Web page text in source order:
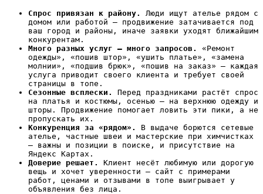
Спрос привязан к району.
Люди ищут ателье рядом с
домом или работой — продвижение затачивается под
ваш город и районы, иначе заявки уходят ближайшим
конкурентам.
Много разных услуг — много запросов.
«Ремонт
одежды», «пошив штор», «ушить платье», «замена
молнии», «подшив брюк», «пошив на заказ» — каждая
услуга приводит своего клиента и требует своей
страницы в топе.
Сезонные всплески.
Перед праздниками растёт спрос
на платья и костюмы, осенью — на верхнюю одежду и
шторы. Продвижение помогает ловить эти пики, а не
пропускать их.
Конкуренция за «рядом».
В выдаче борются сетевые
ателье, частные швеи и мастерские при химчистках
— важны и позиции в поиске, и присутствие на
Яндекс Картах.
Доверие решает.
Клиент несёт любимую или дорогую
вещь и хочет уверенности — сайт с примерами
работ, ценами и отзывами в топе выигрывает у
объявления без лица.